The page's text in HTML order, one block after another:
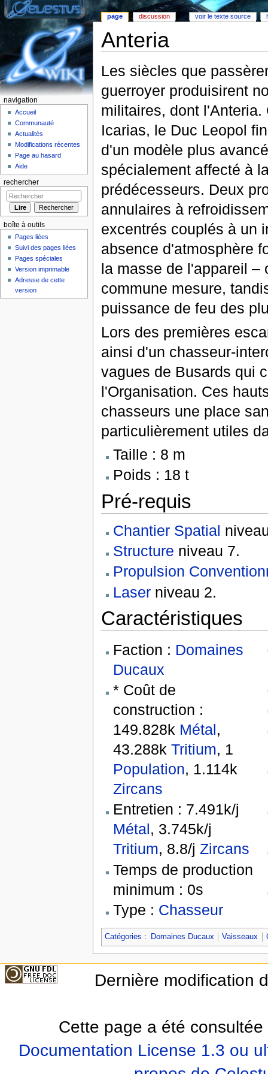
Anteria
Les siècles que
guerroyer produisirent
militaires, dont
Icarias, le Duc Leopol
d'un modèle plus
spécialement affecté à
prédécesseurs. Deux
annulaires à
excentrés couplés à un
absence d'atmosphère
la masse de l'appareil –
commune mesure,
puissance de feu des
Lors des premières
ainsi d'un chasseur-
vagues de Busards qui
l'Organisation. Ces
chasseurs une place
particulièrement utiles
Taille : 8 m
Poids : 18 t
Pré-requis
Chantier Spatial
Structure niveau 7.
Propulsion
Laserniveau 2.
Caractéristiques
Faction : Domaines
Ducaux
* Coût de
construction :
149.828k Métal,
43.288k Tritium, 1
Population, 1.114k
Zircans
Entretien : 7.491k/j
Métal, 3.745k/j
Tritium, 8.8/j Zircans
Temps de production
minimum : 0s
Type : Chasseur
Catégories : Domaines Ducaux Vaisseaux
page discussion voir le texte source
navigation
Accueil
Communauté
Actualités
Modifications récentes
Page au hasard
Aide
rechercher
boîte à outils
Pages liées
Suivi des pages liées
Pages spéciales
Version imprimable
Adresse de cette
version
Dernière modification
Cette page a été
Documentation License 1.3 ou